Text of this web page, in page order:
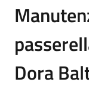
Dora